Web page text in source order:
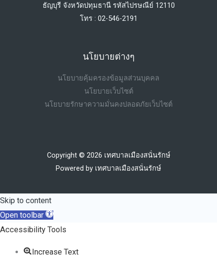
ธัญบุรี จังหวัดปทุมธานี รหัสไปรษณีย์ 12110
โทร : 02-546-2191
นโยบายต่างๆ
นโยบายคุ้มครองข้อมูลส่วนบุคคล
นโยบายเว็บไซต์
นโยบายรักษาความมั่นคงปลอดภัยเว็บไซต์
Copyright © 2026 เทศบาลเมืองสนั่นรักษ์
Powered by เทศบาลเมืองสนั่นรักษ์
Skip to content
Open toolbar
Accessibility Tools
Increase Text